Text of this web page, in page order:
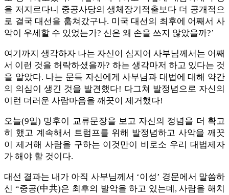
을 저지르다니 중공사당의 생체장기적출보다 더 공개적으
로 결국 대선을 훔쳐갔구나. 미국 대선의 최후에 어째서 사
악이 우세할 수 있었는가? 신은 왜 손을 쓰지 않았을까?’
여기까지 생각하자 나는 자신이 심지어 사부님께서는 어째
서 이런 것을 허락하셨을까? 하는 생각마저 하고 있다는 것
을 알았다. 나는 문득 자신에게 사부님과 대법에 대해 약간
의 의심이 생긴 것을 발견했다! 다그쳐 발정념으로 자신의
이런 더러운 사람마음을 깨끗이 제거했다!
오늘(9일) 밍후이 교류문장을 보고 자신의 정념을 더 확고
히 했고 계속해서 트럼프를 위해 발정념하고 사악을 깨끗
이 제거해 사람을 구하는 이것만이 비로소 우리 대법제자
가 해야 할 것이다.
대선 결과는 내가 아직 사부님께서 ‘이성’ 경문에서 말씀하
신 “중공(中共)은 최후의 발악을 하고 있는데, 사람을 해치